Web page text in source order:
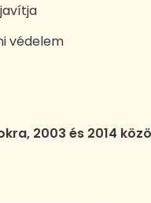
védelem
2003 és 2014